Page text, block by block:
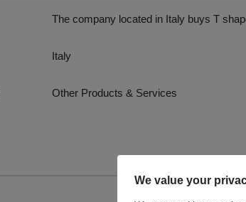
The company located in Italy buys T
Italy
Other Products & Services